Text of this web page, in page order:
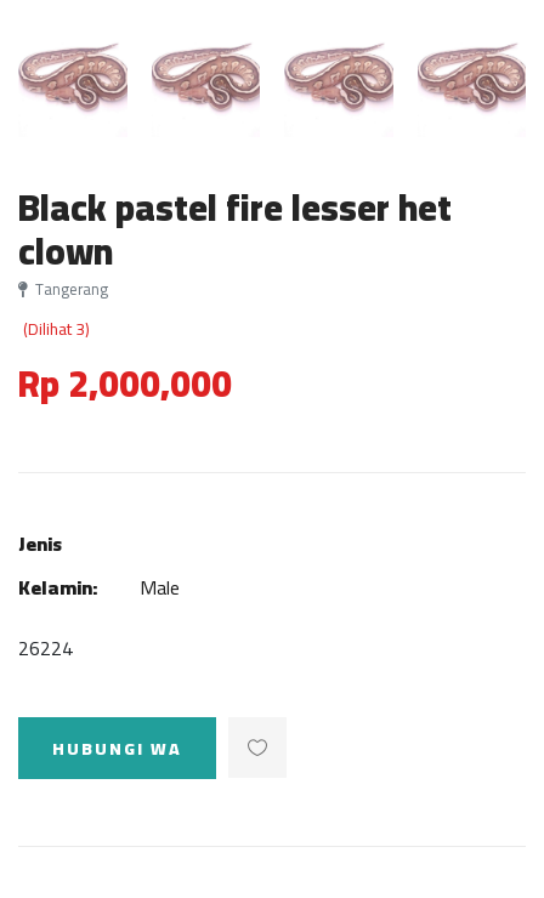
Black pastel fire lesser het
clown
Tangerang
(Dilihat 3)
Rp 2,000,000
Jenis
Kelamin:
Male
26224
HUBUNGI WA